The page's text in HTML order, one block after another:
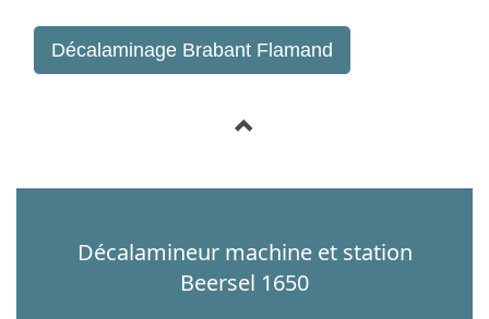
Décalaminage Brabant Flamand
Décalamineur machine et station
Beersel 1650